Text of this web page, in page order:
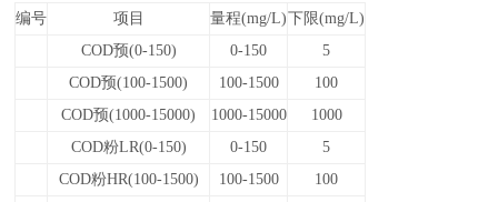
编号
项目 量程(mg/L)下限(mg/L)
COD预(0-150)
0-150
5
COD预(100-1500)
100-1500
100
COD预(1000-15000)
1000-15000
1000
COD粉LR(0-150)
0-150
5
COD粉HR(100-1500)
100-1500
100